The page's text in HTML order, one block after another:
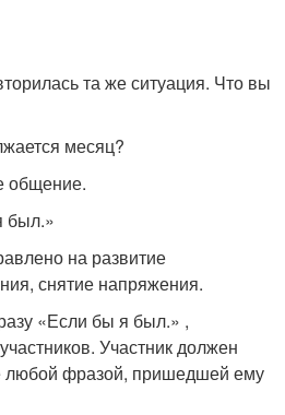
та же ситуация. Что вы
месяц?
общение.
был.»
на развитие
снятие напряжения.
«Если бы я был.» ,
Участник должен
любой фразой, пришедшей ему